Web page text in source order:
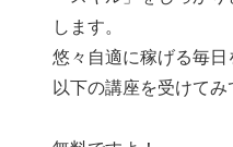
します。
悠々自適に稼げる毎
以下の講座を受けてみ